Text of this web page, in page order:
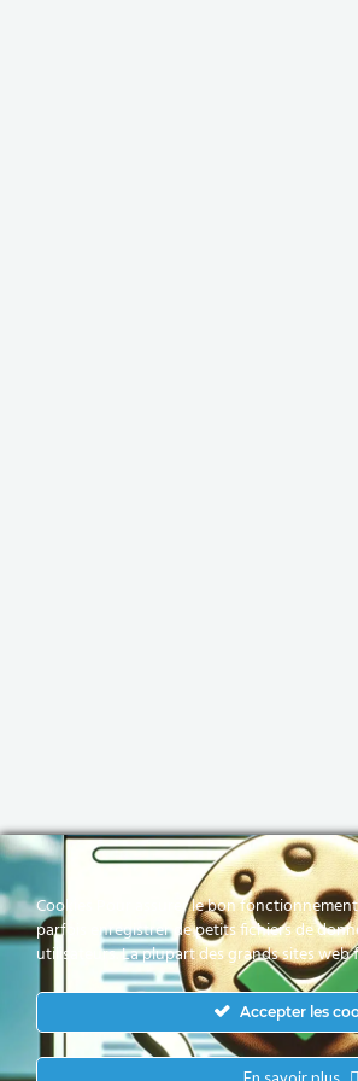
Cookies Pour assurer le bon
parfois enregistrer de petits fichiers de
utilisateurs. La plupart des grands sites web
Accepter les